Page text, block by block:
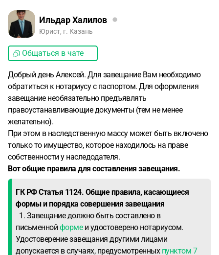
Ильдар Халилов
Юрист, г. Казань
Общаться в чате
Добрый день Алексей. Для завещание Вам необходимо
обратиться к нотариусу с паспортом. Для оформления
завещание необязательно предъявлять
правоустанавливающие документы (тем не менее
желательно).
При этом в наследственную массу может быть включено
только то имущество, которое находилось на праве
собственности у наследодателя.
Вот общие правила для составления завещания.
ГК РФ Статья 1124. Общие правила, касающиеся
формы и порядка совершения завещания
1. Завещание должно быть составлено в
письменной формеи удостоверено нотариусом.
Удостоверение завещания другими лицами
допускается в случаях, предусмотренных пунктом 7